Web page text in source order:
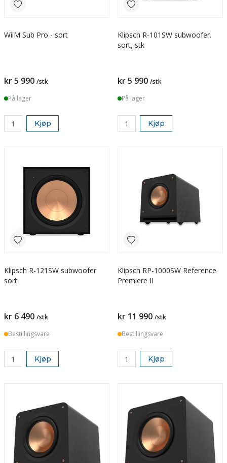
WiiM Sub Pro - sort
kr 5 990 /stk
På lager
Kjøp
Klipsch R-101SW subwoofer.
sort, stk
kr 5 990 /stk
På lager
Kjøp
Klipsch R-121SW subwoofer
sort
kr 6 490 /stk
Bestillingsvare
Kjøp
Klipsch RP-1000SW Reference
Premiere II
kr 11 990 /stk
Bestillingsvare
Kjøp